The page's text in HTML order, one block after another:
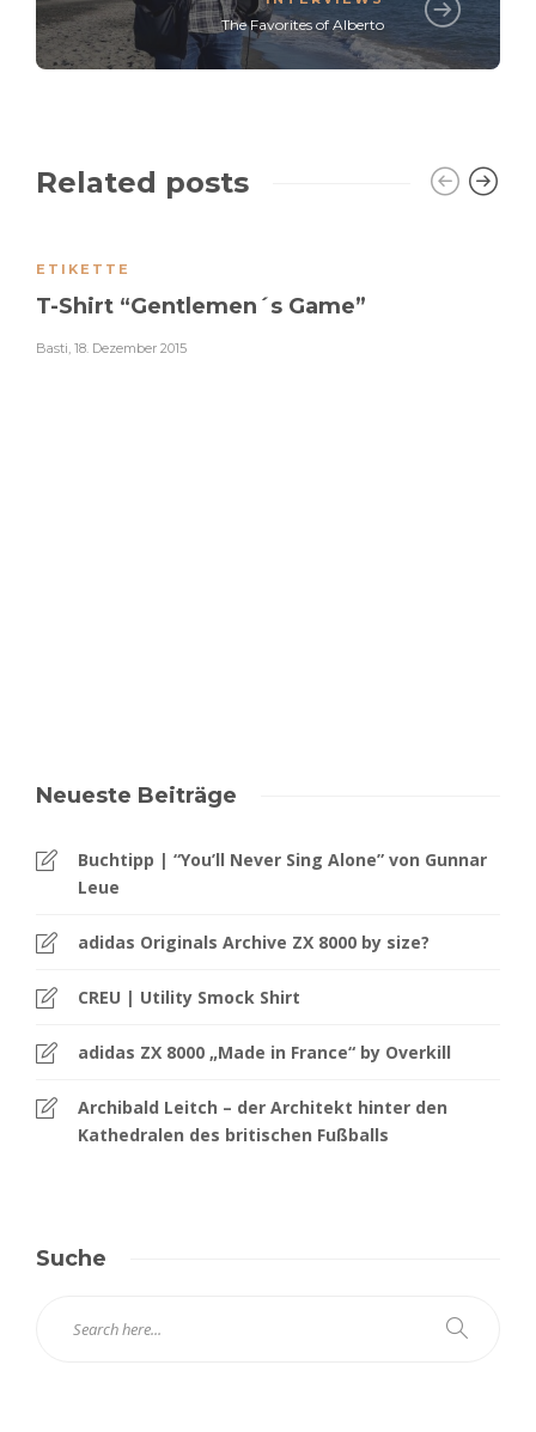
The Favorites of Alberto
Related posts
ETIKETTE
T-Shirt “Gentlemen´s Game”
Basti, 18. Dezember 2015
Neueste Beiträge
Buchtipp | “You’ll Never Sing Alone” von Gunnar
Leue
adidas Originals Archive ZX 8000 by size?
CREU | Utility Smock Shirt
adidas ZX 8000 „Made in France“ by Overkill
Archibald Leitch – der Architekt hinter den
Kathedralen des britischen Fußballs
Suche